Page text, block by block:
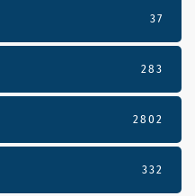
37
283
2802
332